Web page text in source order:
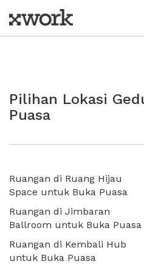
Pilihan Lokasi
Puasa
Ruangan di Ruang Hijau
Space untuk Buka Puasa
Ruangan di Jimbaran
Ballroom untuk Buka Puasa
Ruangan di Kembali Hub
untuk Buka Puasa